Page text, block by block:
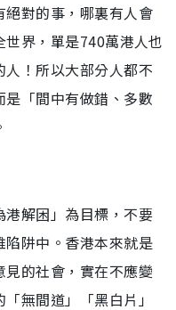
對的事，哪裏有人會
界，單是740萬港人也
！所以大部分人都不
「間中有做錯、多數
解困」為目標，不要
阱中。香港本來就是
的社會，實在不應變
無間道」「黑白片」